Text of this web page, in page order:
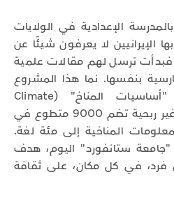
الإعدادية في الولايات
الإيرانيين لا يعرفون شيئًا عن
فبدأت ترسل لهم مقالات علمية
بنفسها. نما هذا المشروع
العائلي الصغير ليصبح "أساسيات المناخ" (Climate
Cardinals)، وهي منظمة غير ربحية تضم 9000 متطوع في
المناخية إلى مئة لغة.
"جامعة ستانفورد" اليوم، هدف
في كل مكان، على ثقافة